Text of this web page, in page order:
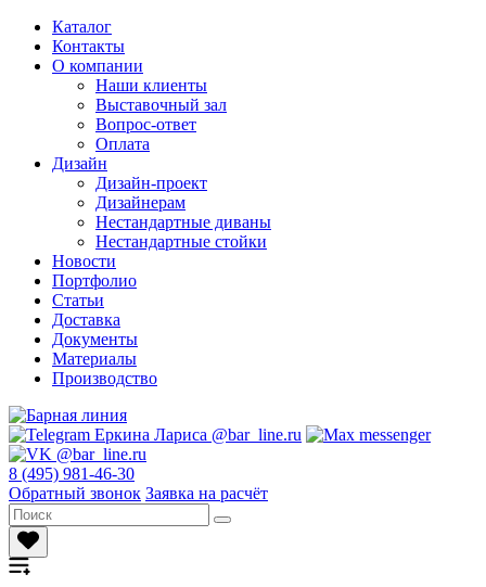
Каталог
Контакты
О компании
Наши клиенты
Выставочный зал
Вопрос-ответ
Оплата
Дизайн
Дизайн-проект
Дизайнерам
Нестандартные диваны
Нестандартные стойки
Новости
Портфолио
Статьи
Доставка
Документы
Материалы
Производство
8 (495) 981-46-30
Обратный звонок Заявка на расчёт